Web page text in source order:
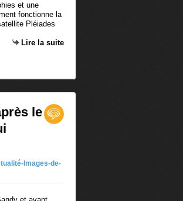
et une
fonctionne la
Pléiades
Lire la suite
le
Images-de-